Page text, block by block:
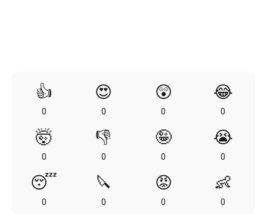
👍
0
😍
0
😲
0
😂
0
🤯
0
👎
0
🤪
0
😭
0
😴
0
🔪
0
😡
0
👶
0